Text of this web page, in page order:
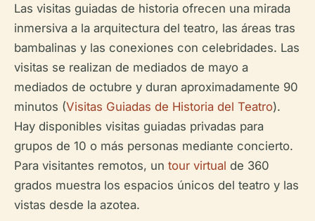
Las visitas guiadas de historia ofrecen una mirada
inmersiva a la arquitectura del teatro, las áreas tras
bambalinas y las conexiones con celebridades. Las
visitas se realizan de mediados de mayo a
mediados de octubre y duran aproximadamente 90
minutos (Visitas Guiadas de Historia del Teatro).
Hay disponibles visitas guiadas privadas para
grupos de 10 o más personas mediante concierto.
Para visitantes remotos, un tour virtual de 360
grados muestra los espacios únicos del teatro y las
vistas desde la azotea.